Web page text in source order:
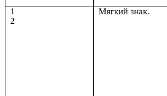
1
2
Мягкий знак.